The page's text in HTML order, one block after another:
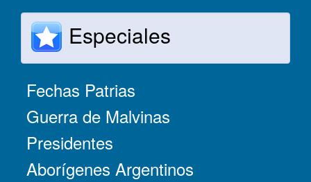
Especiales
Fechas Patrias
Guerra de Malvinas
Presidentes
Aborígenes Argentinos